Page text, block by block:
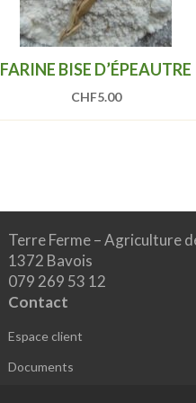
FARINE BISE D’ÉPEAUTRE
CHF5.00
Terre Ferme – Agriculture
1372 Bavois
079 269 53 12
Contact
Espace client
Documents